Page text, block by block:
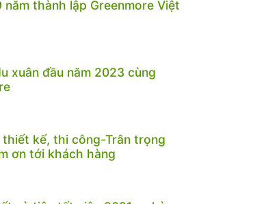
năm thành lập Greenmore Việt
xuân đầu năm 2023 cùng
thiết kế, thi công-Trân trọng
ơn tới khách hàng